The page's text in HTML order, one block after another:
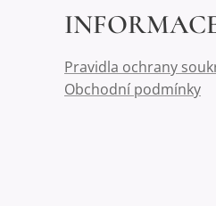
Pravidla ochrany
Obchodní podmínky